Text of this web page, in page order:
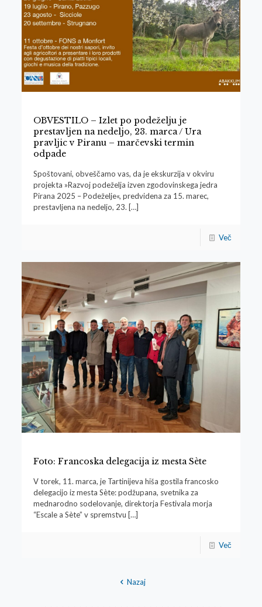
OBVESTILO – Izlet po podeželju je
prestavljen na nedeljo, 23. marca / Ura
pravljic v Piranu – marčevski termin
odpade
Spoštovani, obveščamo vas, da je ekskurzija v okviru
projekta »Razvoj podeželja izven zgodovinskega jedra
Pirana 2025 – Podeželje«, predvidena za 15. marec,
prestavljena na nedeljo, 23. […]
Več
Foto: Francoska delegacija iz mesta Sète
V torek, 11. marca, je Tartinijeva hiša gostila francosko
delegacijo iz mesta Sète: podžupana, svetnika za
mednarodno sodelovanje, direktorja Festivala morja
“Escale a Sète” v spremstvu […]
Več
Nazaj